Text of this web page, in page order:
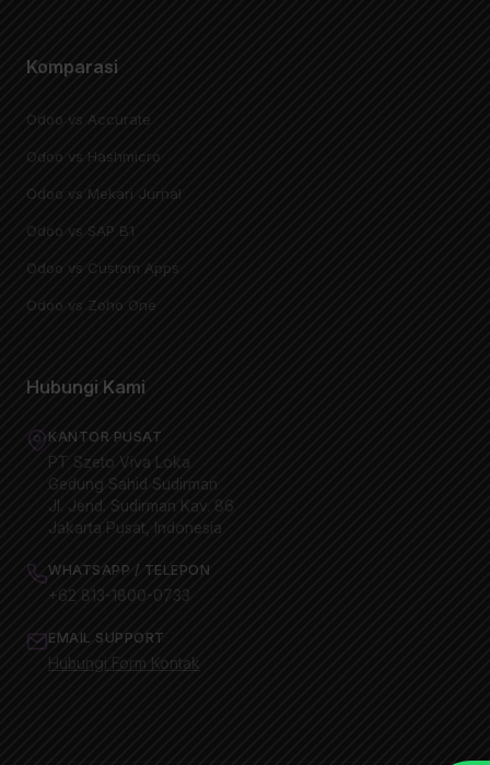
Komparasi
Odoo vs Accurate
Odoo vs Hashmicro
Odoo vs Mekari Jurnal
Odoo vs SAP B1
Odoo vs Custom Apps
Odoo vs Zoho One
Hubungi Kami
KANTOR PUSAT
PT Szeto Viva Loka
Gedung Sahid Sudirman
Jl. Jend. Sudirman Kav. 86
Jakarta Pusat, Indonesia
WHATSAPP / TELEPON
+62 813-1800-0733
EMAIL SUPPORT
Hubungi Form Kontak